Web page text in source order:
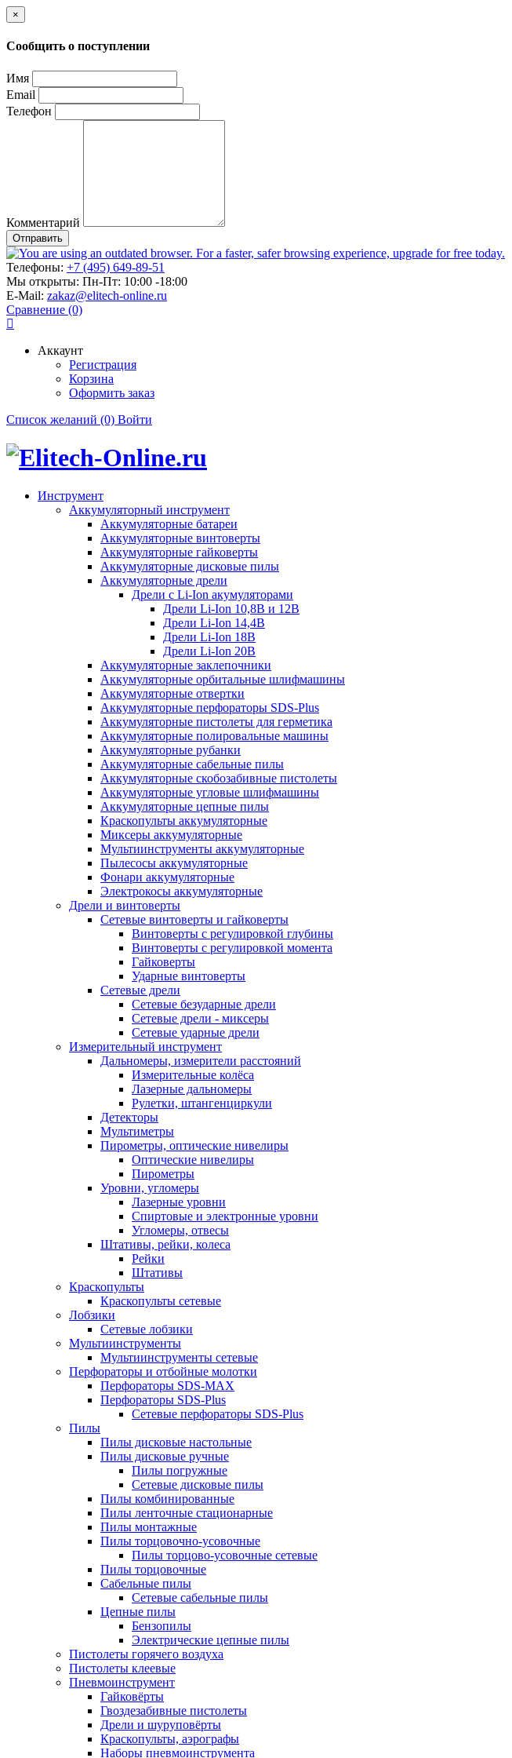
×
Сообщить о поступлении
Имя
Email
Телефон
Комментарий
Отправить
Телефоны: +7 (495) 649-89-51
Мы открыты: Пн-Пт: 10:00 -18:00
E-Mail: zakaz@elitech-online.ru
Сравнение (0)
Аккаунт
Регистрация
Корзина
Оформить заказ
Список желаний (0) Войти
Инструмент
Аккумуляторный инструмент
Аккумуляторные батареи
Аккумуляторные винтоверты
Аккумуляторные гайковерты
Аккумуляторные дисковые пилы
Аккумуляторные дрели
Дрели с Li-Ion акумуляторами
Дрели Li-Ion 10,8В и 12В
Дрели Li-Ion 14,4В
Дрели Li-Ion 18В
Дрели Li-Ion 20В
Аккумуляторные заклепочники
Аккумуляторные орбитальные шлифмашины
Аккумуляторные отвертки
Аккумуляторные перфораторы SDS-Plus
Аккумуляторные пистолеты для герметика
Аккумуляторные полировальные машины
Аккумуляторные рубанки
Аккумуляторные сабельные пилы
Аккумуляторные скобозабивные пистолеты
Аккумуляторные угловые шлифмашины
Аккумуляторные цепные пилы
Краскопульты аккумуляторные
Миксеры аккумуляторные
Мультиинструменты аккумуляторные
Пылесосы аккумуляторные
Фонари аккумуляторные
Электрокосы аккумуляторные
Дрели и винтоверты
Сетевые винтоверты и гайковерты
Винтоверты с регулировкой глубины
Винтоверты с регулировкой момента
Гайковерты
Ударные винтоверты
Сетевые дрели
Сетевые безударные дрели
Сетевые дрели - миксеры
Сетевые ударные дрели
Измерительный инструмент
Дальномеры, измерители расстояний
Измерительные колёса
Лазерные дальномеры
Рулетки, штангенциркули
Детекторы
Мультиметры
Пирометры, оптические нивелиры
Оптические нивелиры
Пирометры
Уровни, угломеры
Лазерные уровни
Спиртовые и электронные уровни
Угломеры, отвесы
Штативы, рейки, колеса
Рейки
Штативы
Краскопульты
Краскопульты сетевые
Лобзики
Сетевые лобзики
Мультиинструменты
Мультиинструменты сетевые
Перфораторы и отбойные молотки
Перфораторы SDS-MAX
Перфораторы SDS-Plus
Сетевые перфораторы SDS-Plus
Пилы
Пилы дисковые настольные
Пилы дисковые ручные
Пилы погружные
Сетевые дисковые пилы
Пилы комбинированные
Пилы ленточные стационарные
Пилы монтажные
Пилы торцовочно-усовочные
Пилы торцово-усовочные сетевые
Пилы торцовочные
Сабельные пилы
Сетевые сабельные пилы
Цепные пилы
Бензопилы
Электрические цепные пилы
Пистолеты горячего воздуха
Пистолеты клеевые
Пневмоинструмент
Гайковёрты
Гвоздезабивные пистолеты
Дрели и шуруповёрты
Краскопульты, аэрографы
Наборы пневмоинструмента